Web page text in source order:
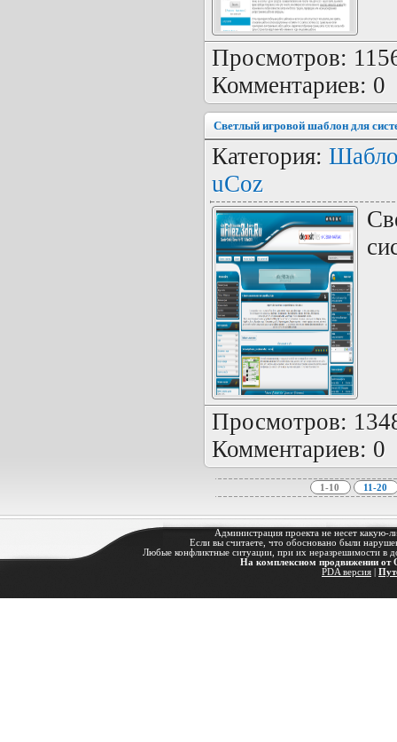
Просмотров:
Комментариев: 0
Светлый игровой шаблон для
Категория:
uCoz
Просмотров:
Комментариев: 0
1-10 11-20
Администрация проекта не несет какую-
Если вы считаете, что обосновано были
Любые конфликтные ситуации, при их неразрешимости в
На комплексном продвижении от
PDA версия